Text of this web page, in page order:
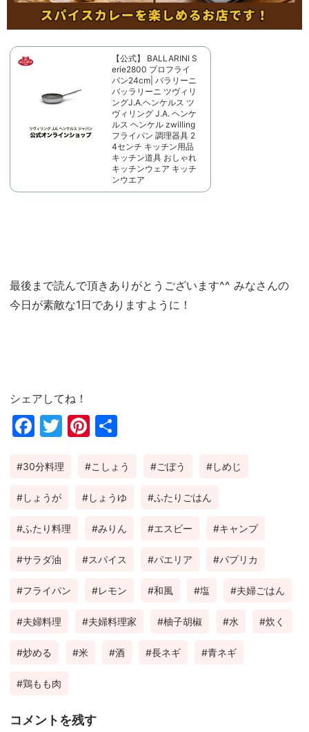
【公式】 BALLARINI S
erie2800 プロフライ
パン24cm| バラリーニ
バッラリーニ ツヴィリ
ングJ.A.ヘンケルス ツ
ヴィリング J.A. ヘンケ
ルス ヘンケル zwilling
フライパン 調理器具 2
4センチ キッチン用品
キッチン道具 おしゃれ
キッチンウェア キッチ
ンウエア
最後まで読んで頂きありがとうございます^^ みなさんの
今日が素敵な1日でありますように！
シェアしてね！
Fac
ok
Twi
Pin
est
30分料理 こしょう ごぼう しめじ
しょうが しょうゆ ふたりごはん
ふたり料理 みりん エスビー キャンプ
サラダ油 スパイス パエリア パプリカ
フライパン レモン 和風 塩 夫婦ごはん
夫婦料理 夫婦料理家 柚子胡椒 水 炊く
炒める 米 酒 長ネギ 青ネギ
鶏もも肉
コメントを残す